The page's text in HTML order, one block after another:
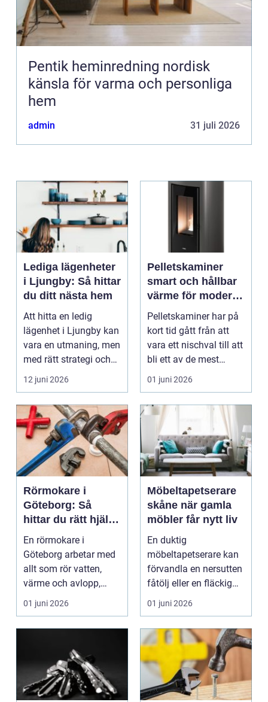
Pentik heminredning nordisk
känsla för varma och personliga
hem
admin 31 juli 2026
Lediga lägenheter
i Ljungby: Så hittar
du ditt nästa hem
Att hitta en ledig
lägenhet i Ljungby kan
vara en utmaning, men
med rätt strategi och
info...
12 juni 2026
Pelletskaminer
smart och hållbar
värme för moderna
hem
Pelletskaminer har på
kort tid gått från att
vara ett nischval till att
bli ett av de mest
intressan...
01 juni 2026
Rörmokare i
Göteborg: Så
hittar du rätt hjälp
för vatten, värme
och avlopp
En rörmokare i
Göteborg arbetar med
allt som rör vatten,
värme och avlopp,
b&ari...
01 juni 2026
Möbeltapetserare
skåne när gamla
möbler får nytt liv
En duktig
möbeltapetserare kan
förvandla en nersutten
fåtölj eller en fläckig
soffa till en favoritm...
01 juni 2026